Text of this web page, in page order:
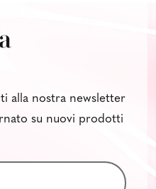
alla nostra newsletter
su nuovi prodotti